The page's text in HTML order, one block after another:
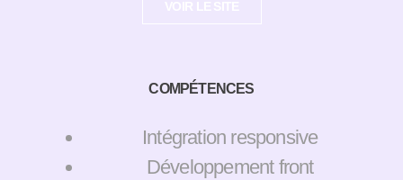
COMPÉTENCES
Intégration responsive
Développement front